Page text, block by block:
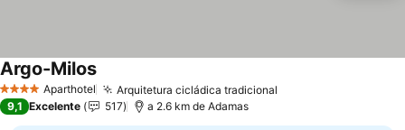
4 EstrelasAparthotel Arquitetura cicládica tradicional
Argo-Milos
9,1 Excelente 517 a 2.6 km de Adamas